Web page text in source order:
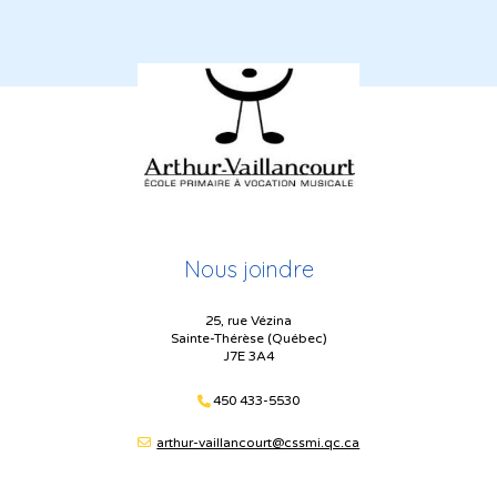
Nous joindre
25, rue Vézina
Sainte-Thérèse (Québec)
J7E 3A4
450 433-5530
arthur-vaillancourt@cssmi.qc.ca